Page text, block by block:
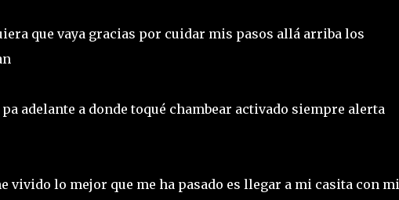
que vaya gracias por cuidar mis pasos allá arriba los
adelante a donde toqué chambear activado siempre alerta
vivido lo mejor que me ha pasado es llegar a mi casita con mi